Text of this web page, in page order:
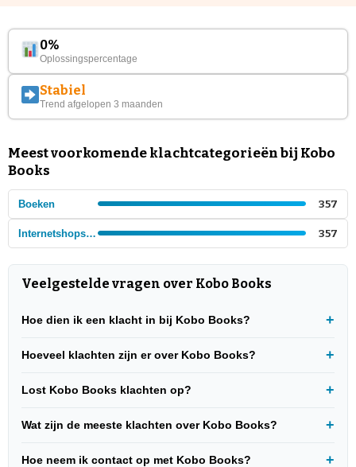
0%
Oplossingspercentage
Stabiel
Trend afgelopen 3 maanden
Meest voorkomende klachtcategorieën bij Kobo
Books
Boeken 357
Internetshops - Boeken en tijdschriften 357
Veelgestelde vragen over Kobo Books
Hoe dien ik een klacht in bij Kobo Books?
Hoeveel klachten zijn er over Kobo Books?
Lost Kobo Books klachten op?
Wat zijn de meeste klachten over Kobo Books?
Hoe neem ik contact op met Kobo Books?